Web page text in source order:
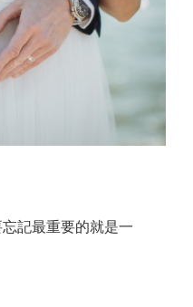
記最重要的就是一